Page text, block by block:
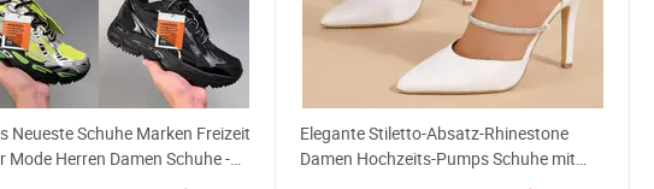
Neueste Schuhe Marken Freizeit
Mode Herren Damen Schuhe -
Schuhe und Basketballschuhe
Elegante Stiletto-Absatz-Rhinestone
Damen Hochzeits-Pumps Schuhe mit
spitzem Zehen - Damenschuhe und